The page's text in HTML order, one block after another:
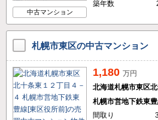
中古マンション
築年数
札幌市東区の中古マンション
1,180 万円
北海道札幌市東区
札幌市営地下鉄東
間取り